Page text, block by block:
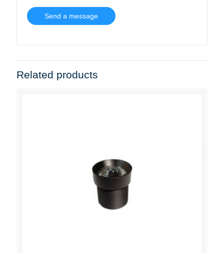
Related products